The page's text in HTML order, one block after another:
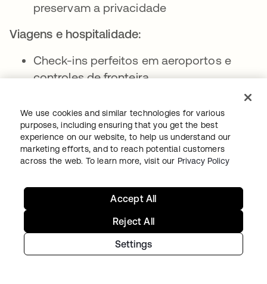
preservam a privacidade
Viagens e hospitalidade:
Check-ins perfeitos em aeroportos e
controles de fronteira
Compartilhamento seguro de
documentos de viagem
Gestão da força de trabalho:
Credenciais de funcionários
descentralizadas
Verificações de antecedentes
We use cookies and similar technologies for various
purposes, including ensuring that you get the best
experience on our website, to help us understand our
marketing efforts, and to reach potential customers
across the web. To learn more, visit our Privacy Policy
Settings
Reject All
Accept All